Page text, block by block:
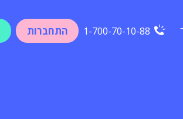
1-700-70-10-88 התחברות